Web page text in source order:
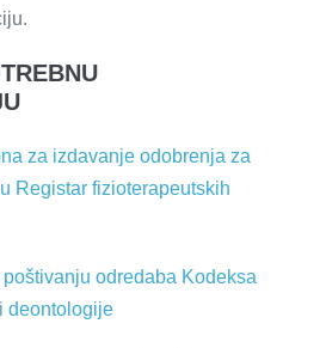
za izdavanje odobrenja za
Registar fizioterapeutskih
poštivanju odredaba Kodeksa
deontologije